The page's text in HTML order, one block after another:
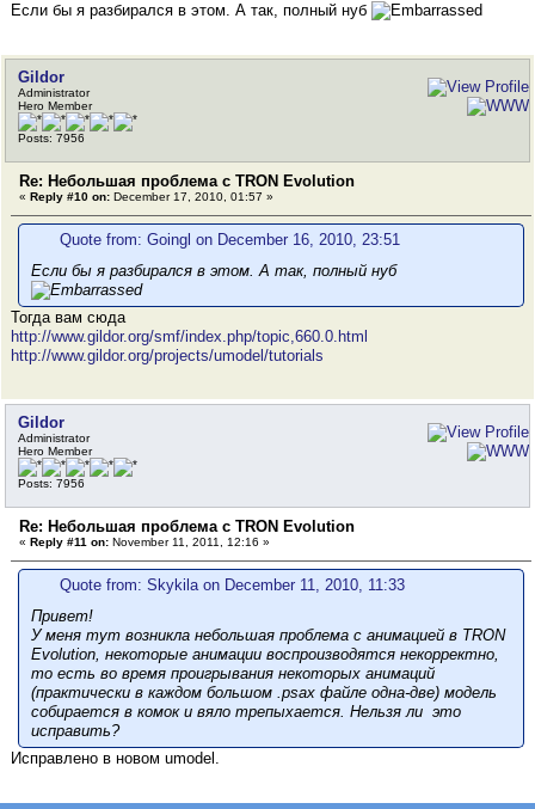
Если бы я разбирался в этом. А так, полный нуб
Gildor
Administrator
Hero Member
Posts: 7956
Re: Небольшая проблема с TRON Evolution
« Reply #10 on: December 17, 2010, 01:57 »
Quote from: Goingl on December 16, 2010, 23:51
Если бы я разбирался в этом. А так, полный нуб
Тогда вам сюда
http://www.gildor.org/smf/index.php/topic,660.0.html
http://www.gildor.org/projects/umodel/tutorials
Gildor
Administrator
Hero Member
Posts: 7956
Re: Небольшая проблема с TRON Evolution
« Reply #11 on: November 11, 2011, 12:16 »
Quote from: Skykila on December 11, 2010, 11:33
Привет!
У меня тут возникла небольшая проблема с анимацией в TRON
Evolution, некоторые анимации воспроизводятся некорректно,
то есть во время проигрывания некоторых анимаций
(практически в каждом большом .psax файле одна-две) модель
собирается в комок и вяло трепыхается. Нельзя ли это
исправить?
Исправлено в новом umodel.